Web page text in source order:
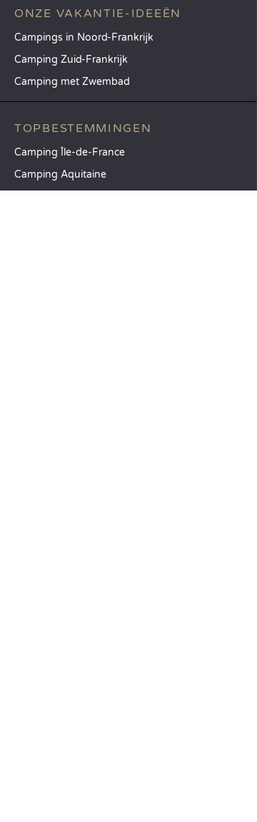
ONZE VAKANTIE-IDEEËN
Campings in Noord-Frankrijk
Camping Zuid-Frankrijk
Camping met Zwembad
TOPBESTEMMINGEN
Camping Île-de-France
Camping Aquitaine